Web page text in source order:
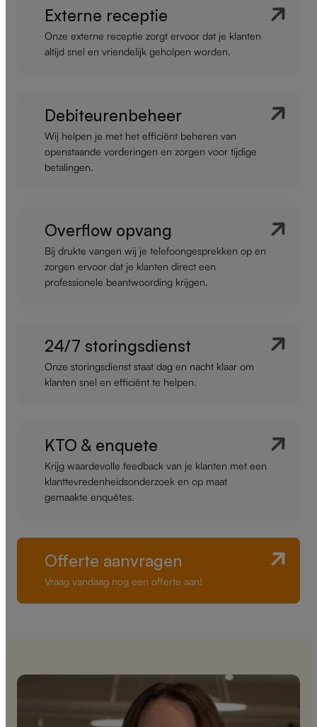
Externe receptie
Onze externe receptie zorgt ervoor dat je klanten
altijd snel en vriendelijk geholpen worden.
Debiteurenbeheer
Wij helpen je met het efficiënt beheren van
openstaande vorderingen en zorgen voor tijdige
betalingen.
Overflow opvang
Bij drukte vangen wij je telefoongesprekken op en
zorgen ervoor dat je klanten direct een
professionele beantwoording krijgen.
24/7 storingsdienst
Onze storingsdienst staat dag en nacht klaar om
klanten snel en efficiënt te helpen.
KTO & enquete
Krijg waardevolle feedback van je klanten met een
klanttevredenheidsonderzoek en op maat
gemaakte enquêtes.
Offerte aanvragen
Vraag vandaag nog een offerte aan!